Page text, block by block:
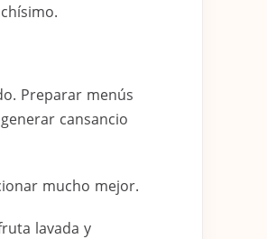
Preparar menús
cansancio
mucho mejor.
lavada y